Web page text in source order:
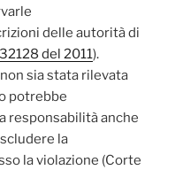
delle autorità di
del 2011).
sia stata rilevata
potrebbe
responsabilità anche
la
la violazione (Corte